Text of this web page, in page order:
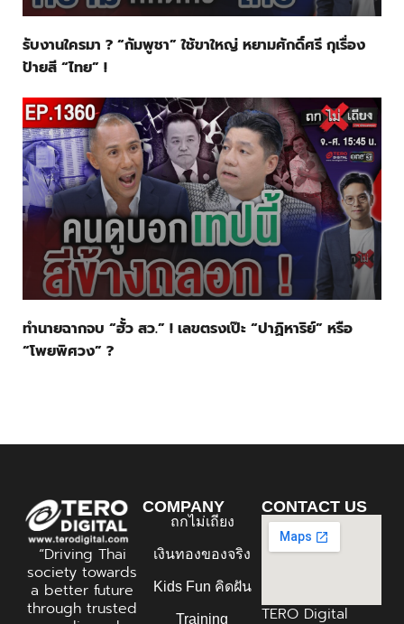
รับงานใครมา ? “กัมพูชา” ใช้ขาใหญ่ หยามศักดิ์ศรี กุเรื่อง
ป้ายสี “ไทย” !
ทำนายฉากจบ “ฮั้ว สว.” ! เลขตรงเป๊ะ “ปาฏิหาริย์” หรือ
“โพยพิศวง” ?
“Driving Thai
society towards
a better future
through trusted
COMPANY
ถกไม่เถียง
เงินทองของจริง
Kids Fun คิดฝัน
Training
CONTACT US
TERO Digital